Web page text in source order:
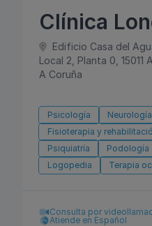
Clínica
Edificio Casa del
Local 2, Planta 0, 15011
A Coruña
Psicología
Neurología
Fisioterapia y
Psiquiatría
Podología
Logopedia
Terapia
Consulta por
Atiende en Español